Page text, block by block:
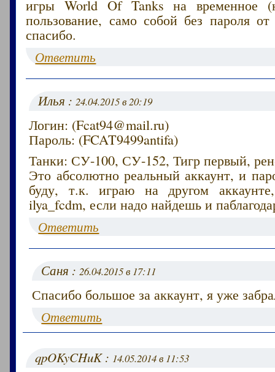
игры World Of Tanks на временное
пользование, само собой без пароля
спасибо.
Ответить
Илья :24.04.2015 в 20:19
Логин: (Fcat94@mail.ru)
Пароль: (FCAT9499antifa)
Танки: СУ-100, СУ-152, Тигр первый,
Это абсолютно реальный аккаунт, и
буду, т.к. играю на другом
ilya_fcdm, если надо найдешь и
Ответить
Саня :26.04.2015 в 17:11
Спасибо большое за аккаунт, я уже
Ответить
qpOKyCHuK : 14.05.2014 в 11:53